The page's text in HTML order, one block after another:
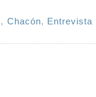
, Chacón, Entrevista